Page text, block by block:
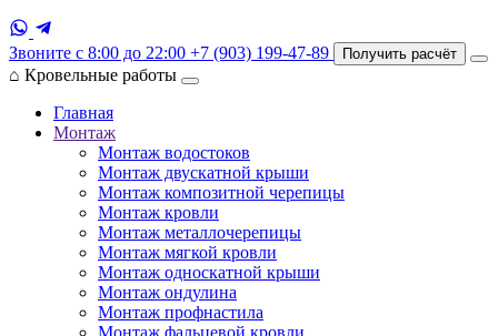
Звоните с 8:00 до 22:00 +7 (903) 199-47-89 Получить расчёт
⌂ Кровельные работы
Главная
Монтаж
Монтаж водостоков
Монтаж двускатной крыши
Монтаж композитной черепицы
Монтаж кровли
Монтаж металлочерепицы
Монтаж мягкой кровли
Монтаж односкатной крыши
Монтаж ондулина
Монтаж профнастила
Монтаж фальцевой кровли